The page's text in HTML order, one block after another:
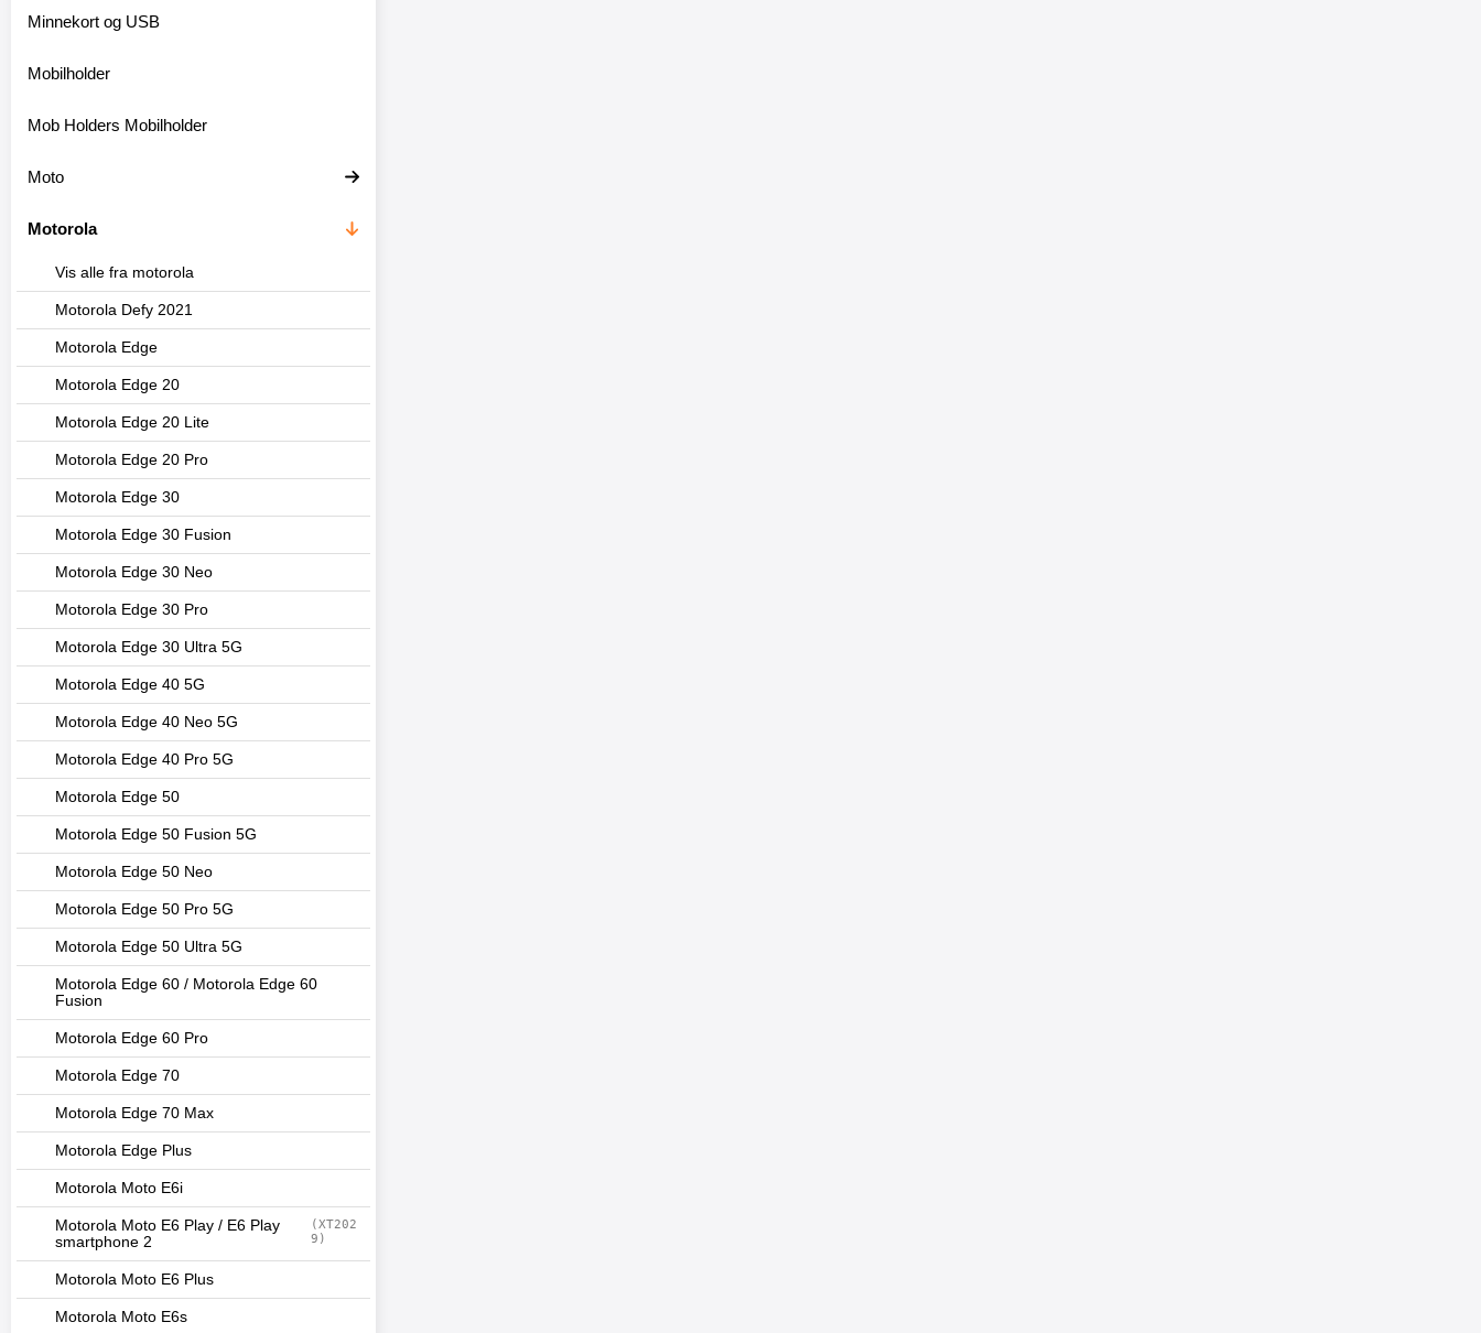
Minnekort og USB
Mobilholder
Mob Holders Mobilholder
Moto
Motorola
Vis alle fra motorola
Motorola Defy 2021
Motorola Edge
Motorola Edge 20
Motorola Edge 20 Lite
Motorola Edge 20 Pro
Motorola Edge 30
Motorola Edge 30 Fusion
Motorola Edge 30 Neo
Motorola Edge 30 Pro
Motorola Edge 30 Ultra 5G
Motorola Edge 40 5G
Motorola Edge 40 Neo 5G
Motorola Edge 40 Pro 5G
Motorola Edge 50
Motorola Edge 50 Fusion 5G
Motorola Edge 50 Neo
Motorola Edge 50 Pro 5G
Motorola Edge 50 Ultra 5G
Motorola Edge 60 / Motorola Edge 60
Fusion
Motorola Edge 60 Pro
Motorola Edge 70
Motorola Edge 70 Max
Motorola Edge Plus
Motorola Moto E6i
Motorola Moto E6 Play / E6 Play
smartphone 2
(XT202
9)
Motorola Moto E6 Plus
Motorola Moto E6s